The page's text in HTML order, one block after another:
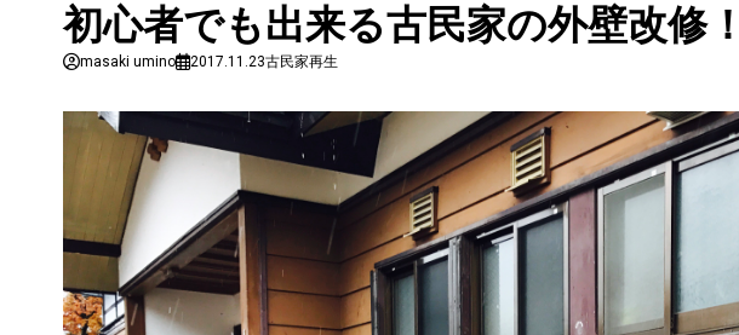
初心者でも出来る古民家の外壁改修
masaki umino 2017.11.23古民家再生